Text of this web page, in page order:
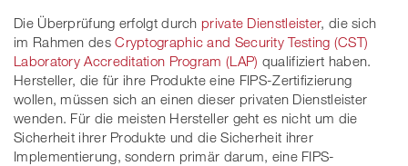
Die Überprüfung erfolgt durch private Dienstleister, die sich
im Rahmen desCryptographic and Security Testing (CST)
Laboratory Accreditation Program (LAP) qualifiziert haben.
Hersteller, die für ihre Produkte eine FIPS-Zertifizierung
wollen, müssen sich an einen dieser privaten Dienstleister
wenden. Für die meisten Hersteller geht es nicht um die
Sicherheit ihrer Produkte und die Sicherheit ihrer
Implementierung, sondern primär darum, eine FIPS-